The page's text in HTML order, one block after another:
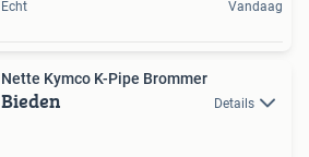
Echt
Vandaag
Nette Kymco K-Pipe Brommer
Bieden Details